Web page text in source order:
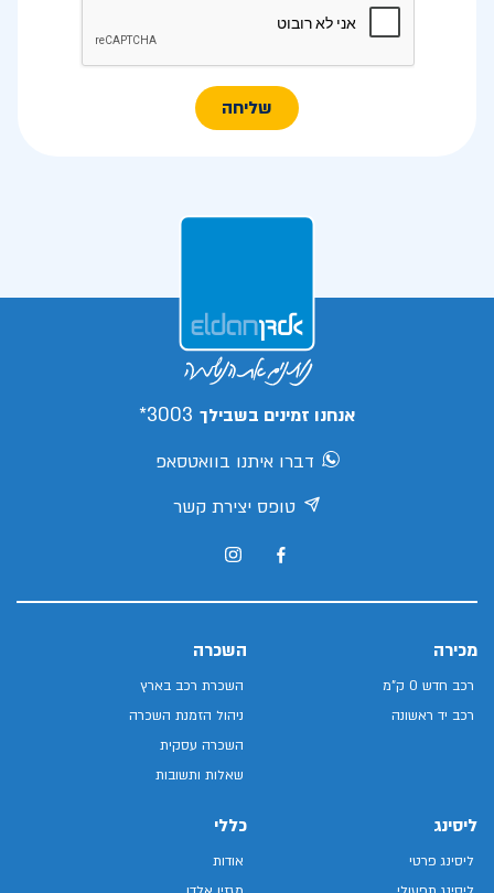
שליחה
אנחנו זמינים בשבילך 3003*
דברו איתנו בוואטסאפ
טופס יצירת קשר
מכירה
רכב חדש 0 ק"מ
רכב יד ראשונה
השכרה
השכרת רכב בארץ
ניהול הזמנת השכרה
השכרה עסקית
שאלות ותשובות
ליסינג
ליסינג פרטי
כללי
אודות